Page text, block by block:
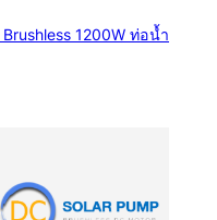
1200W ท่อน้ำ